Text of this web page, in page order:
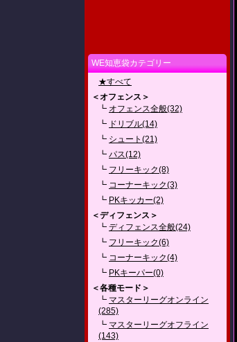
WE知恵袋カテゴリー
★すべて
＜オフェンス＞
┗ オフェンス全般(32)
┗ ドリブル(14)
┗ シュート(21)
┗ パス(12)
┗ フリーキック(8)
┗ コーナーキック(3)
┗ PKキッカー(2)
＜ディフェンス＞
┗ ディフェンス全般(24)
┗ フリーキック(6)
┗ コーナーキック(4)
┗ PKキーパー(0)
＜各種モード＞
┗ マスターリーグオンライン
(285)
┗ マスターリーグオフライン
(143)